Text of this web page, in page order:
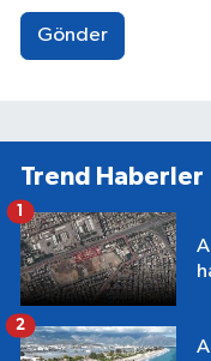
Gönder
Trend Haberler
1
2